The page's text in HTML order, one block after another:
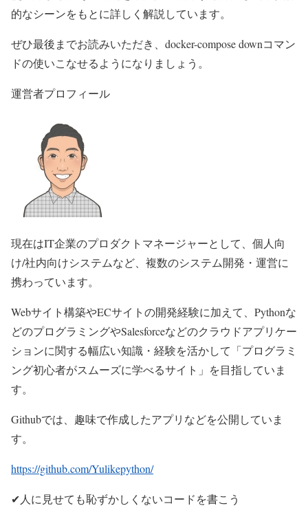
的なシーンをもとに詳しく解説しています。
ぜひ最後までお読みいただき、docker-compose downコマン
ドの使いこなせるようになりましょう。
運営者プロフィール
現在はIT企業のプロダクトマネージャーとして、個人向
け/社内向けシステムなど、複数のシステム開発・運営に
携わっています。
Webサイト構築やECサイトの開発経験に加えて、Pythonな
どのプログラミングやSalesforceなどのクラウドアプリケー
ションに関する幅広い知識・経験を活かして「プログラミ
ング初心者がスムーズに学べるサイト」を目指していま
す。
Githubでは、趣味で作成したアプリなどを公開していま
す。
https://github.com/Yulikepython/
✔人に見せても恥ずかしくないコードを書こう